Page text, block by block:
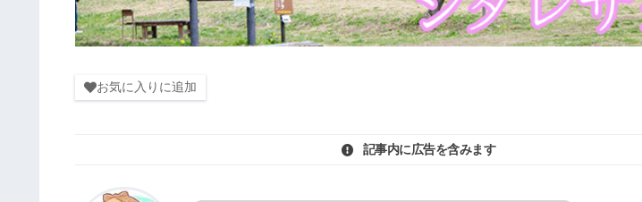
お気に入りに追加
記事内に広告を含みます